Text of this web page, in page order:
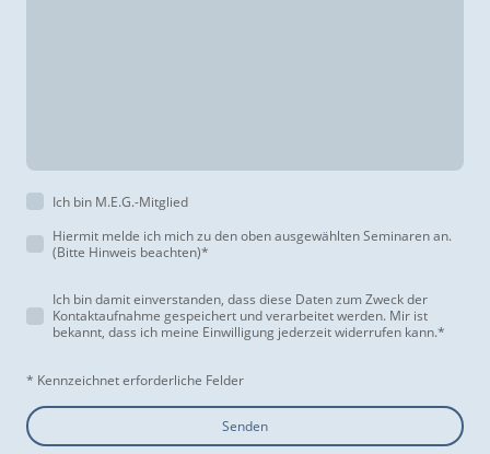
Ich bin M.E.G.-Mitglied
Hiermit melde ich mich zu den oben ausgewählten Seminaren an.
(Bitte Hinweis beachten)*
Ich bin damit einverstanden, dass diese Daten zum Zweck der
Kontaktaufnahme gespeichert und verarbeitet werden. Mir ist
bekannt, dass ich meine Einwilligung jederzeit widerrufen kann.*
* Kennzeichnet erforderliche Felder
Senden